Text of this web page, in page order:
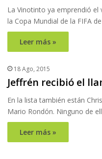
La Vinotinto ya emprendió el
la Copa Mundial de la FIFA
Leer más »
18 Ago, 2015
Jeffrén recibió el
En la lista también están
Mario Rondón. Ninguno de
Leer más »